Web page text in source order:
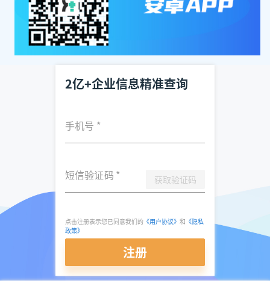
2亿+企业信息精准查询
手机号 *
短信验证码 * 获取验证码
点击注册表示您已同意我们的 《用户协议》 和 《隐私
政策》
注册